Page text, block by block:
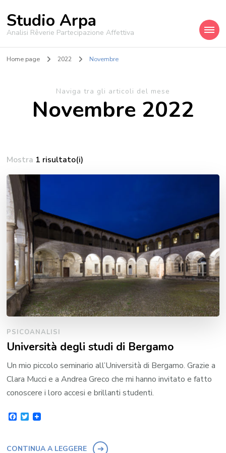
Studio Arpa
Analisi Rêverie Partecipazione Affettiva
Home page 2022 Novembre
Naviga tra gli articoli del mese
Novembre 2022
Mostra 1 risultato(i)
PSICOANALISI
Università degli studi di Bergamo
Un mio piccolo seminario all’Università di Bergamo. Grazie a
Clara Mucci e a Andrea Greco che mi hanno invitato e fatto
conoscere i loro accesi e brillanti studenti.
Facebook
Twitter
CONTINUA A LEGGERE